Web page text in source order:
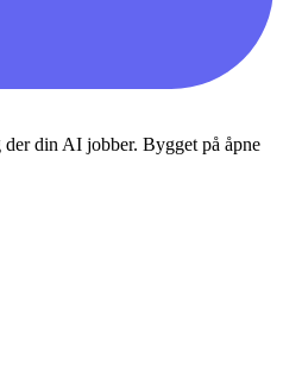
din AI jobber. Bygget på åpne